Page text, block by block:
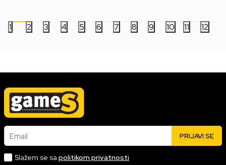
1 2 3 4 5 6 7 8 9 10 11 12
Email PRIJAVI SE
Slažem se sa politikom privatnosti